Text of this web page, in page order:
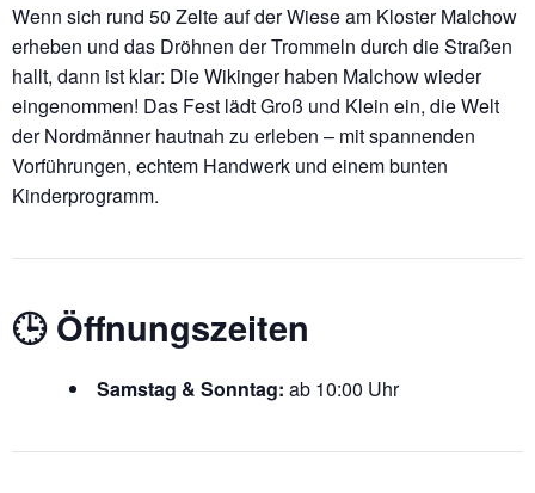
Wenn sich rund 50 Zelte auf der Wiese am Kloster Malchow
erheben und das Dröhnen der Trommeln durch die Straßen
hallt, dann ist klar: Die Wikinger haben Malchow wieder
eingenommen! Das Fest lädt Groß und Klein ein, die Welt
der Nordmänner hautnah zu erleben – mit spannenden
Vorführungen, echtem Handwerk und einem bunten
Kinderprogramm.
🕒 Öffnungszeiten
Samstag & Sonntag: ab 10:00 Uhr